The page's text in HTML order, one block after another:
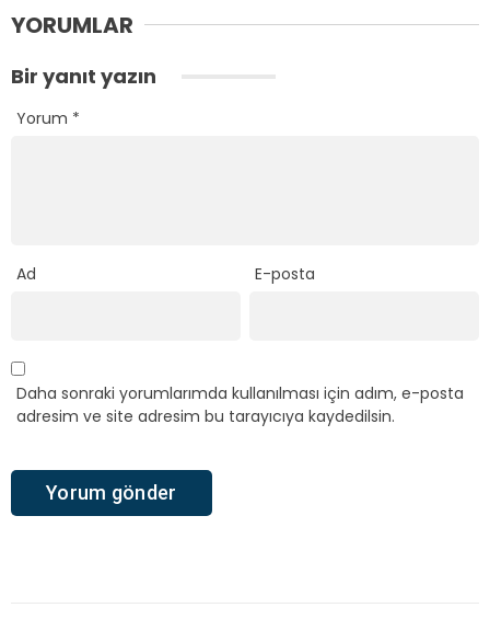
YORUMLAR
Bir yanıt yazın
Yorum *
Ad E-posta
Daha sonraki yorumlarımda kullanılması için adım, e-posta
adresim ve site adresim bu tarayıcıya kaydedilsin.